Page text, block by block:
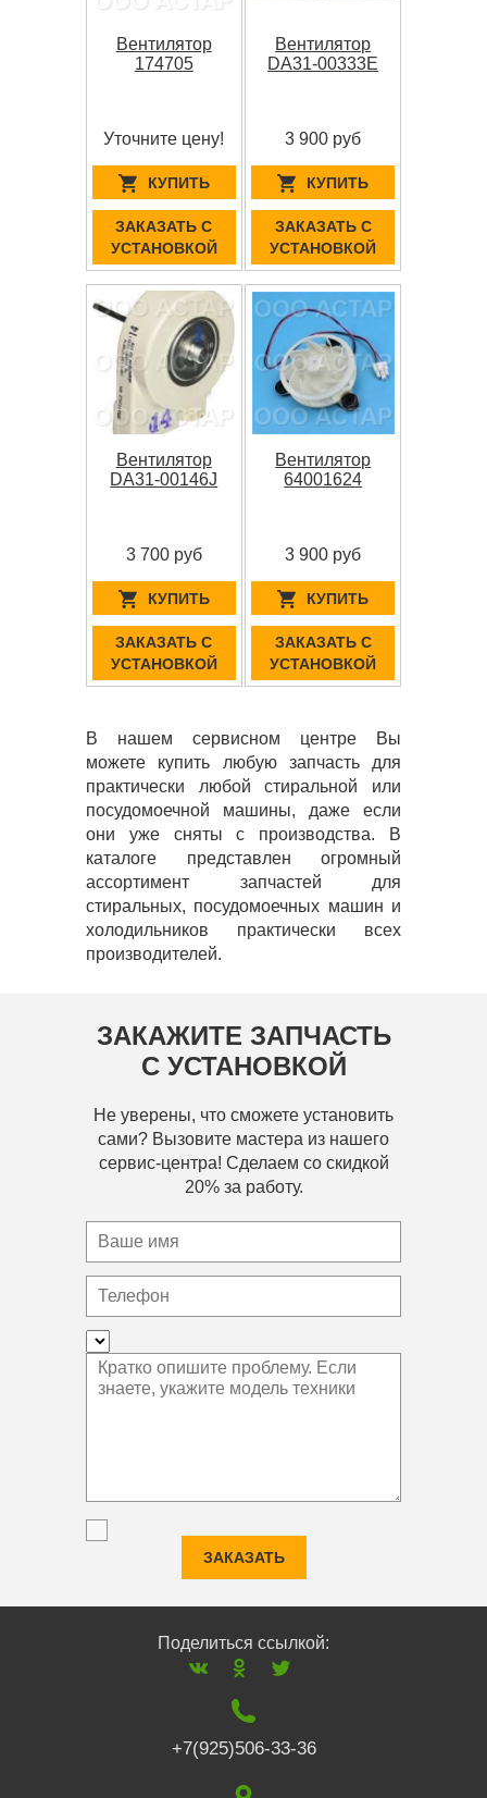
Вентилятор
174705
Уточните цену!
КУПИТЬ
ЗАКАЗАТЬ С
УСТАНОВКОЙ
Вентилятор
DA31-00333E
3 900 руб
КУПИТЬ
ЗАКАЗАТЬ С
УСТАНОВКОЙ
Вентилятор
DA31-00146J
3 700 руб
КУПИТЬ
ЗАКАЗАТЬ С
УСТАНОВКОЙ
Вентилятор
64001624
3 900 руб
КУПИТЬ
ЗАКАЗАТЬ С
УСТАНОВКОЙ
В нашем сервисном центре Вы
можете купить любую запчасть для
практически любой стиральной или
посудомоечной машины, даже если
они уже сняты с производства. В
каталоге представлен огромный
ассортимент запчастей для
стиральных, посудомоечных машин и
холодильников практически всех
производителей.
ЗАКАЖИТЕ ЗАПЧАСТЬ
С УСТАНОВКОЙ
Не уверены, что сможете установить
сами? Вызовите мастера из нашего
сервис-центра! Сделаем со скидкой
20% за работу.
ЗАКАЗАТЬ
Поделиться ссылкой:
+7(925)506-33-36